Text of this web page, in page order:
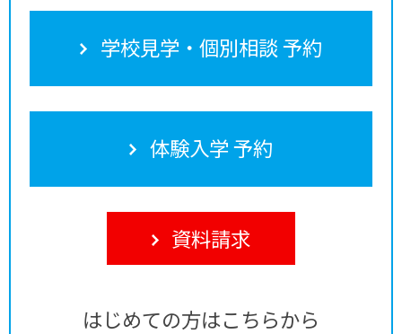
学校見学・個別相談 予約
体験入学 予約
資料請求
はじめての方はこちらから